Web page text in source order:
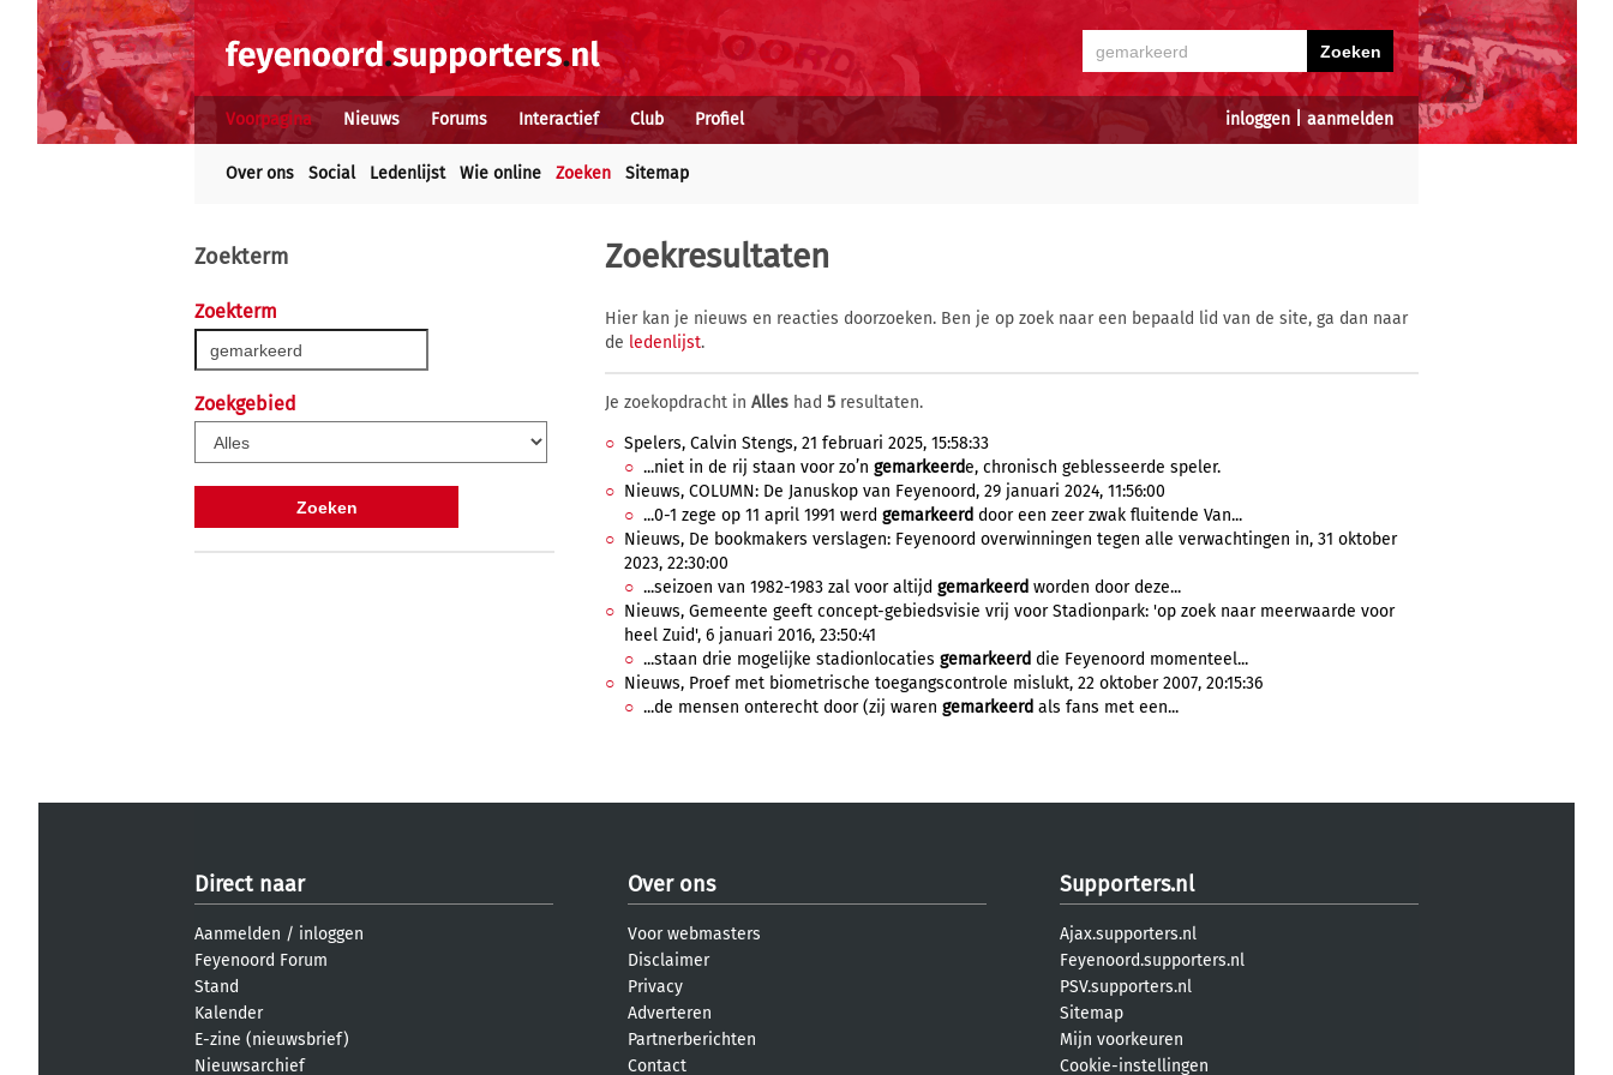
inloggen aanmelden
Voorpagina Nieuws Forums Interactief Club Profiel
Over ons Social Ledenlijst Wie online Zoeken Sitemap
Zoekterm
Zoekterm
Zoekgebied
Zoekresultaten
Hier kan je nieuws en reacties doorzoeken. Ben je op zoek naar een bepaald lid van de site, ga dan naar
de ledenlijst.
Je zoekopdracht in Alles had 5 resultaten.
Spelers, Calvin Stengs, 21 februari 2025, 15:58:33
...niet in de rij staan voor zo’n gemarkeerde, chronisch geblesseerde speler.
Nieuws, COLUMN: De Januskop van Feyenoord, 29 januari 2024, 11:56:00
...0-1 zege op 11 april 1991 werd gemarkeerd door een zeer zwak fluitende Van...
Nieuws, De bookmakers verslagen: Feyenoord overwinningen tegen alle verwachtingen in, 31 oktober
2023, 22:30:00
...seizoen van 1982-1983 zal voor altijd gemarkeerd worden door deze...
Nieuws, Gemeente geeft concept-gebiedsvisie vrij voor Stadionpark: 'op zoek naar meerwaarde voor
heel Zuid', 6 januari 2016, 23:50:41
...staan drie mogelijke stadionlocaties gemarkeerd die Feyenoord momenteel...
Nieuws, Proef met biometrische toegangscontrole mislukt, 22 oktober 2007, 20:15:36
...de mensen onterecht door (zij waren gemarkeerd als fans met een...
Direct naar
Aanmelden / inloggen
Feyenoord Forum
Stand
Kalender
E-zine (nieuwsbrief)
Nieuwsarchief
Over ons
Voor webmasters
Disclaimer
Privacy
Adverteren
Partnerberichten
Contact
Supporters.nl
Ajax.supporters.nl
Feyenoord.supporters.nl
PSV.supporters.nl
Sitemap
Mijn voorkeuren
Cookie-instellingen